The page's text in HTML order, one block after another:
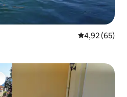
Évaluation
4,92 (65)